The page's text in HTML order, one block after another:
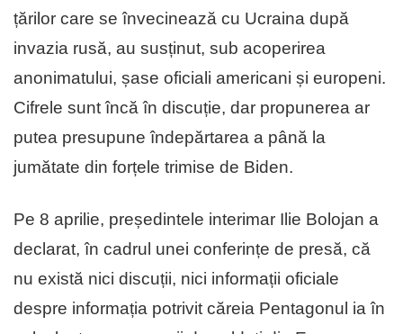
țărilor care se învecinează cu Ucraina după
invazia rusă, au susținut, sub acoperirea
anonimatului, șase oficiali americani și europeni.
Cifrele sunt încă în discuție, dar propunerea ar
putea presupune îndepărtarea a până la
jumătate din forțele trimise de Biden.
Pe 8 aprilie, președintele interimar Ilie Bolojan a
declarat, în cadrul unei conferințe de presă, că
nu există nici discuții, nici informații oficiale
despre informația potrivit căreia Pentagonul ia în